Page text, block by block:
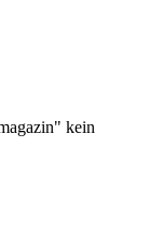
kein